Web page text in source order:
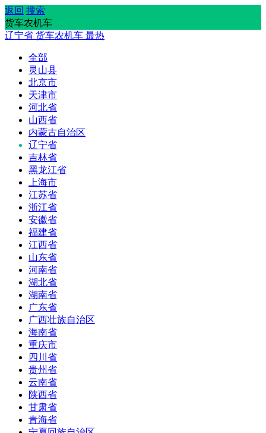
返回 搜索
货车农机车
辽宁省 货车农机车 最热
全部
灵山县
北京市
天津市
河北省
山西省
内蒙古自治区
辽宁省
吉林省
黑龙江省
上海市
江苏省
浙江省
安徽省
福建省
江西省
山东省
河南省
湖北省
湖南省
广东省
广西壮族自治区
海南省
重庆市
四川省
贵州省
云南省
陕西省
甘肃省
青海省